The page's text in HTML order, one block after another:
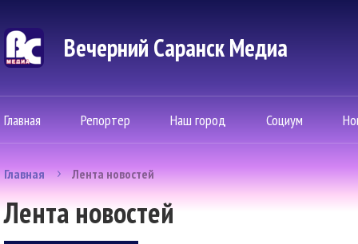
Вечерний Саранск Mедиа
Главная Репортер Наш город Социум
Главная Лента новостей
Лента новостей